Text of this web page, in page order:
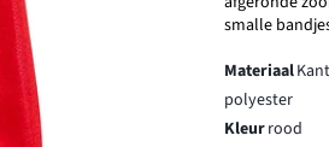
smalle
Materiaal
polyester
Kleurrood